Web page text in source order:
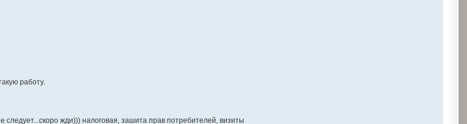
работу.
жди))) налоговая, зашита прав потребителей, визиты